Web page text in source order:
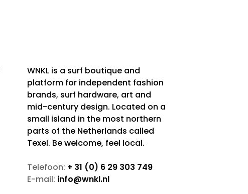
WNKL is a surf boutique and
platform for independent fashion
brands, surf hardware, art and
mid-century design. Located on a
small island in the most northern
parts of the Netherlands called
Texel. Be welcome, feel local.
Telefoon: + 31 (0) 6 29 303 749
E-mail: info@wnkl.nl